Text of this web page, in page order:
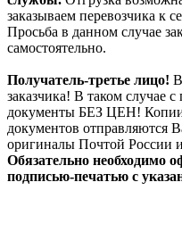
заказываем перевозчика к
Просьба в данном случае
самостоятельно.
Получатель-третье лицо!
заказчика! В таком случае
документы БЕЗ ЦЕН! Копии
документов отправляются
оригиналы Почтой России
Обязательно необходимо
подписью-печатью с